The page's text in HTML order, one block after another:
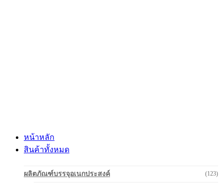
หน้าหลัก
สินค้าทั้งหมด
ผลิตภัณฑ์บรรจุอเนกประสงค์ (123)